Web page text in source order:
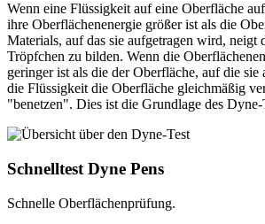
Wenn eine Flüssigkeit auf eine Oberfläche
ihre Oberflächenenergie größer ist als die
Materials, auf das sie aufgetragen wird, neigt
Tröpfchen zu bilden. Wenn die
geringer ist als die der Oberfläche, auf die
die Flüssigkeit die Oberfläche gleichmäßig
"benetzen". Dies ist die Grundlage des Dyne-
Schnelltest Dyne Pens
Schnelle Oberflächenprüfung.